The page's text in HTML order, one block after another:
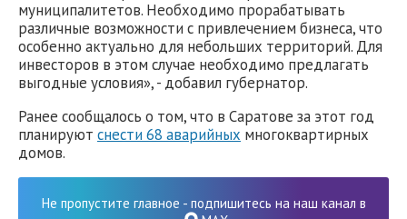
муниципалитетов. Необходимо прорабатывать
различные возможности с привлечением бизнеса, что
особенно актуально для небольших территорий. Для
инвесторов в этом случае необходимо предлагать
выгодные условия», - добавил губернатор.
Ранее сообщалось о том, что в Саратове за этот год
планируют снести 68 аварийных многоквартирных
домов.
Не пропустите главное - подпишитесь на наш канал в